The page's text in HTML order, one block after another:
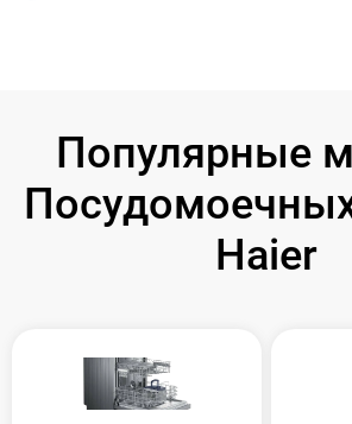
Популярные
Haier